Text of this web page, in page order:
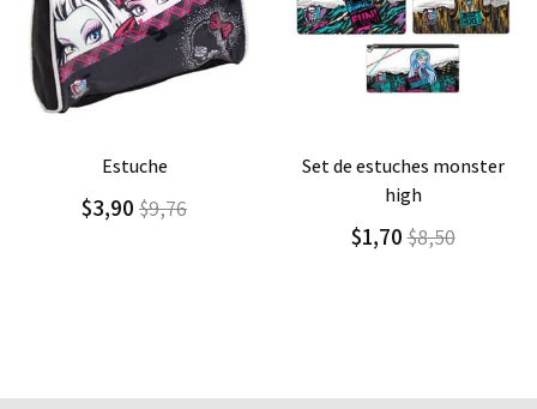
Agregar
high
Agregar Detalle
bolso termico
$9,10$13,00